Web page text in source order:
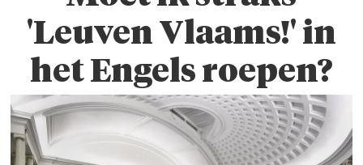
'Leuven Vlaams!' in
het Engels roepen?